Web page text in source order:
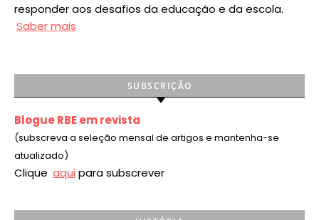
responder aos desafios da educação e da escola.
Saber mais
SUBSCRIÇÃO
Blogue RBE em revista
(subscreva a seleção mensal de artigos e mantenha-se
atualizado)
Clique aqui para subscrever